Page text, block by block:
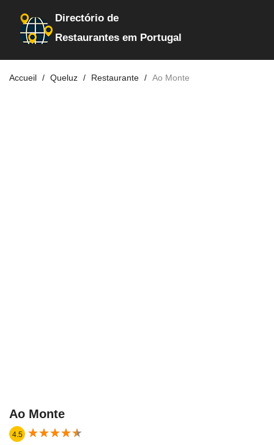
Directório de
Restaurantes em Portugal
Accueil Queluz Restaurante Ao Monte
Ao Monte
4.5 ★★★★★
★★★★★